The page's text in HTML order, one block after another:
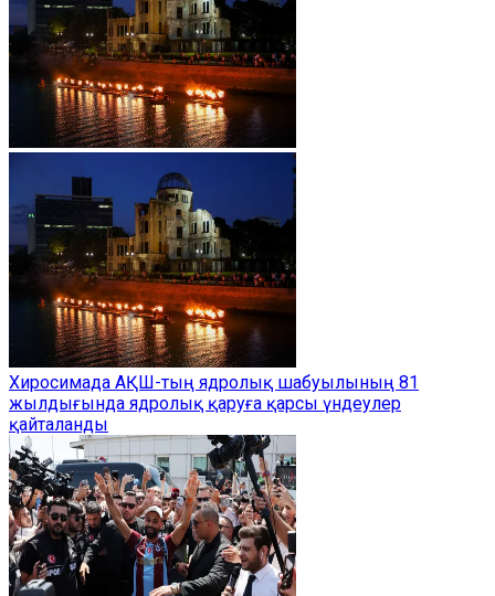
Хиросимада АҚШ-тың ядролық шабуылының 81
жылдығында ядролық қаруға қарсы үндеулер
қайталанды